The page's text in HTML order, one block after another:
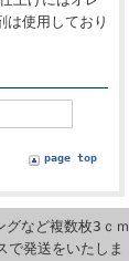
使用しており
page top
など複数枚3ｃｍ
で発送をいたしま